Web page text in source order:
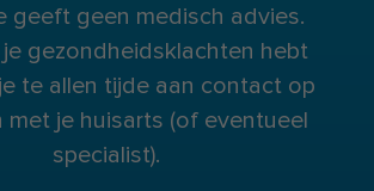
geeft geen medisch advies.
gezondheidsklachten hebt
te allen tijde aan contact op
met je huisarts (of eventueel
specialist).